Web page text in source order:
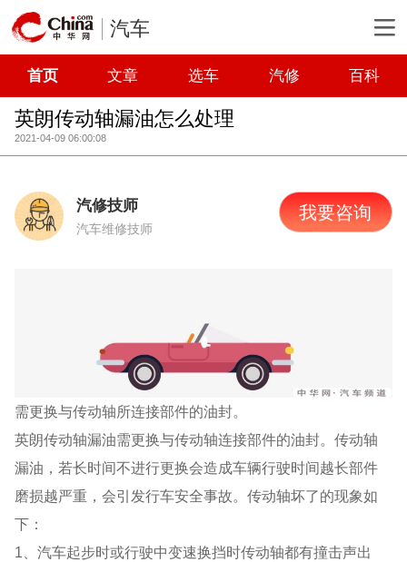
汽车
首页 文章 选车 汽修 百科
英朗传动轴漏油怎么处理
2021-04-09 06:00:08
汽修技师
汽车维修技师
我要咨询
需更换与传动轴所连接部件的油封。
英朗传动轴漏油需更换与传动轴连接部件的油封。传动轴
漏油，若长时间不进行更换会造成车辆行驶时间越长部件
磨损越严重，会引发行车安全事故。传动轴坏了的现象如
下：
1、汽车起步时或行驶中变速换挡时传动轴都有撞击声出